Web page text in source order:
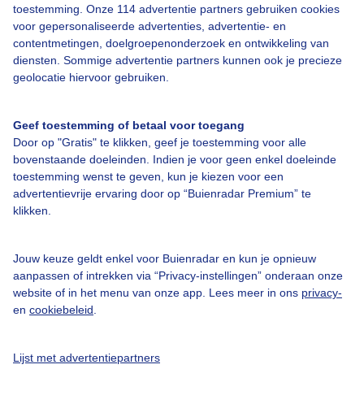
toestemming. Onze 114 advertentie partners gebruiken cookies
voor gepersonaliseerde advertenties, advertentie- en
contentmetingen, doelgroepenonderzoek en ontwikkeling van
diensten. Sommige advertentie partners kunnen ook je precieze
geolocatie hiervoor gebruiken.
Geef toestemming of betaal voor toegang
Door op "Gratis" te klikken, geef je toestemming voor alle
bovenstaande doeleinden. Indien je voor geen enkel doeleinde
toestemming wenst te geven, kun je kiezen voor een
advertentievrije ervaring door op “Buienradar Premium” te
klikken.
Jouw keuze geldt enkel voor Buienradar en kun je opnieuw
aanpassen of intrekken via “Privacy-instellingen” onderaan onze
website of in het menu van onze app. Lees meer in ons privacy-
en cookiebeleid
Lijst met advertentiepartners
Over Buienradar
Bedrijfsgegevens
Contact
Toegankelijkheid
Gebruikersvoorwaarden
Adverteren
Privacy beleid
Cookie beleid